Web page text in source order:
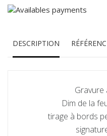
DESCRIPTION
Gravure
Dim de la
tirage à bords